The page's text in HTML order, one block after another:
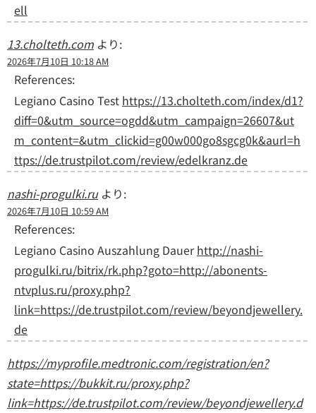
ell
13.cholteth.com より:
2026年7月10日 10:18 AM
References:
Legiano Casino Test https://13.cholteth.com/index/d1?
diff=0&utm_source=ogdd&utm_campaign=26607&ut
m_content=&utm_clickid=g00w000go8sgcg0k&aurl=h
ttps://de.trustpilot.com/review/edelkranz.de
nashi-progulki.ru より:
2026年7月10日 10:59 AM
References:
Legiano Casino Auszahlung Dauerhttp://nashi-
progulki.ru/bitrix/rk.php?goto=http://abonents-
ntvplus.ru/proxy.php?
link=https://de.trustpilot.com/review/beyondjewellery.
de
https://myprofile.medtronic.com/registration/en?
state=https://bukkit.ru/proxy.php?
link=https://de.trustpilot.com/review/beyondjewellery.d